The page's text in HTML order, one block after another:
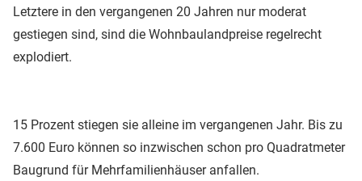
Letztere in den vergangenen 20 Jahren nur moderat
gestiegen sind, sind die Wohnbaulandpreise regelrecht
explodiert.
15 Prozent stiegen sie alleine im vergangenen Jahr. Bis zu
7.600 Euro können so inzwischen schon pro Quadratmeter
Baugrund für Mehrfamilienhäuser anfallen.